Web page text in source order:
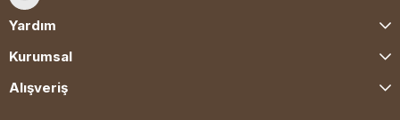
Yardım
Kurumsal
Alışveriş